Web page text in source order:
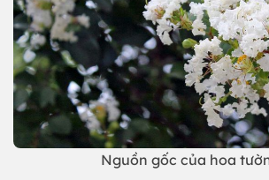
Nguồn gốc của hoa